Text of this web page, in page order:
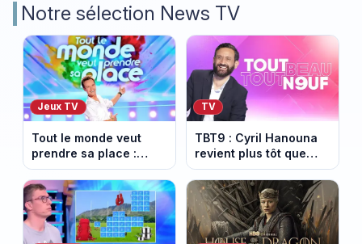
Notre sélection News TV
Jeux TV
Tout le monde veut
prendre sa place :
l’émission de Cyril
Féraud déprogrammée
cette semaine sur
France 2
TV
TBT9 : Cyril Hanouna
revient plus tôt que
prévu, W9 dévoile
enfin la date de retour